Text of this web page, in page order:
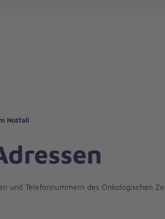
Notfall
und Telefonnummern des Onkologischen